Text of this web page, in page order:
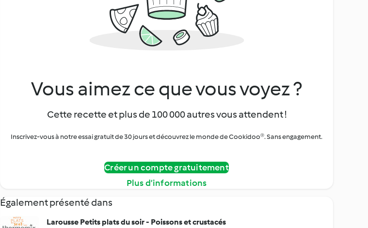
Vous aimez ce que vous voyez ?
Cette recette et plus de 100 000 autres vous attendent !
Inscrivez-vous à notre essai gratuit de 30 jours et découvrez le monde de Cookidoo®. Sans engagement.
Créer un compte gratuitement
Plus d’informations
Également présenté dans
Larousse Petits plats du soir - Poissons et crustacés